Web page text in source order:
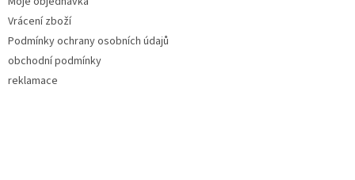
Vrácení zboží
Podmínky ochrany osobních údajů
obchodní podmínky
reklamace